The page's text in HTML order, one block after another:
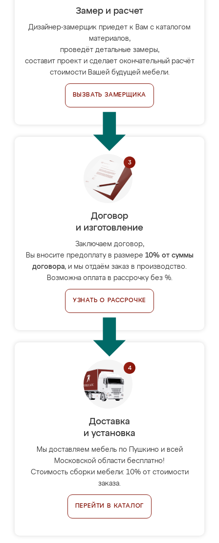
Замер и расчет
Дизайнер-замерщик приедет к Вам с каталогом
материалов,
проведёт детальные замеры,
составит проект и сделает окончательный расчёт
стоимости Вашей будущей мебели.
ВЫЗВАТЬ ЗАМЕРЩИКА
Договор
и изготовление
Заключаем договор,
Вы вносите предоплату в размере 10% от суммы
договора, и мы отдаём заказ в производство.
Возможна оплата в рассрочку без %.
УЗНАТЬ О РАССРОЧКЕ
Доставка
и установка
Мы доставляем мебель по Пушкино и всей
Московской области бесплатно!
Стоимость сборки мебели: 10% от стоимости
заказа.
ПЕРЕЙТИ В КАТАЛОГ